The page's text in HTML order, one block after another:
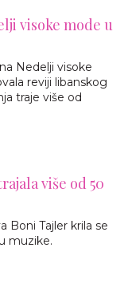
visoke mode u
Nedelji visoke
reviji libanskog
traje više od
više od 50
Boni Tajler krila se
muzike.